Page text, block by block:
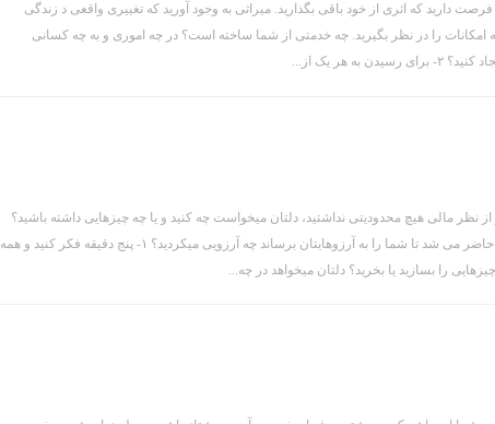
دارید که اثری از خود باقی بگذارید. میراثی به وجود آورید که تغییری واقعی د زندگی
فکر کنید و همه امکانات را در نظر بگیرید. چه خدمتی از شما ساخته است؟ در چه اموری و به چه کسانی
به هر یک از...
نظر مالی هیچ محدودیتی نداشتید، دلتان میخواست چه کنید و یا چه چیزهایی داشته باشید؟
اگر هم اکنون یک غول جادویی در مقابل شما حاضر می شد تا شما را به آرزوهایتان برساند چه آرزویی میکردید؟ ۱- پنج دقیقه فکر کنید و همه
را بسازید یا بخرید؟ دلتان میخواهد در چه...